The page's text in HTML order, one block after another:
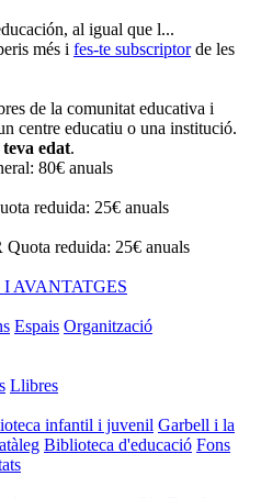
al igual que l...
més i fes-te subscriptor de les
de la comunitat educativa i
centre educatiu o una institució.
edat.
80€ anuals
reduida: 25€ anuals
Quota reduida: 25€ anuals
AVANTATGES
Espais Organització
Llibres
infantil i juvenil Garbell i la
Biblioteca d'educació Fons